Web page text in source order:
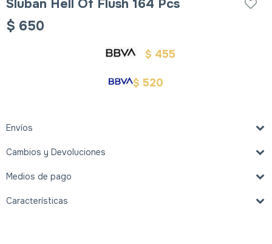
Sluban Hell Of Flush 164 Pcs
$ 650
$ 455
$ 520
Envíos
Cambios y Devoluciones
Medios de pago
Características